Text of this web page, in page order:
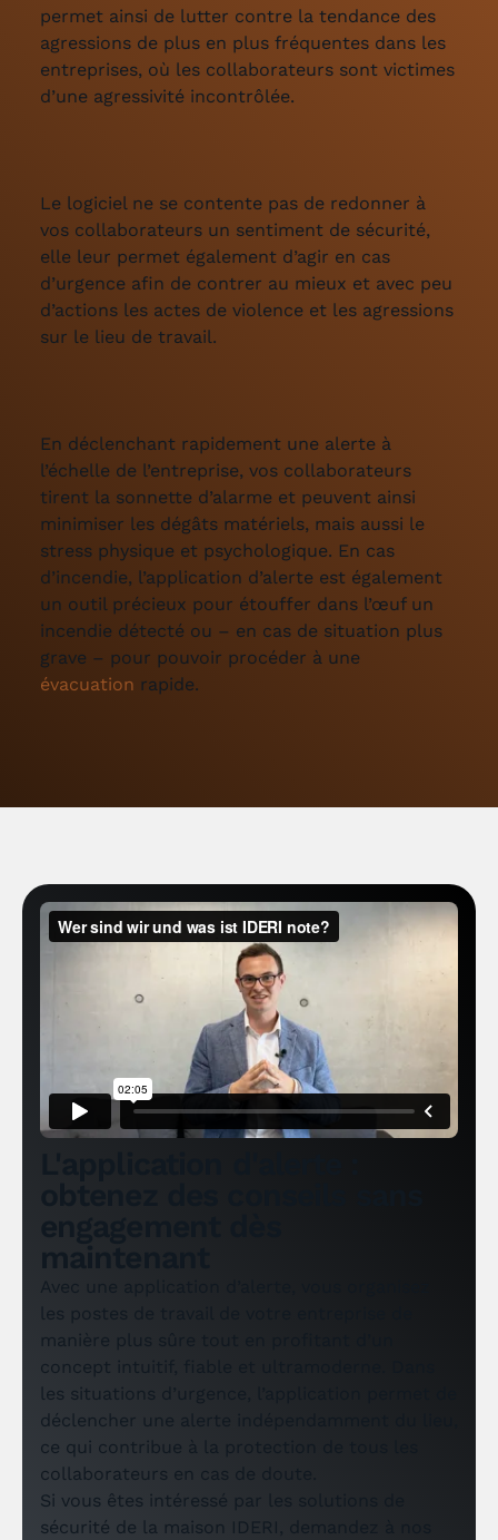
permet ainsi de lutter contre la tendance des
agressions de plus en plus fréquentes dans les
entreprises, où les collaborateurs sont victimes
d’une agressivité incontrôlée.
Le logiciel ne se contente pas de redonner à
vos collaborateurs un sentiment de sécurité,
elle leur permet également d’agir en cas
d’urgence afin de contrer au mieux et avec peu
d’actions les actes de violence et les agressions
sur le lieu de travail.
En déclenchant rapidement une alerte à
l’échelle de l’entreprise, vos collaborateurs
tirent la sonnette d’alarme et peuvent ainsi
minimiser les dégâts matériels, mais aussi le
stress physique et psychologique. En cas
d’incendie, l’application d’alerte est également
un outil précieux pour étouffer dans l’œuf un
incendie détecté ou – en cas de situation plus
grave – pour pouvoir procéder à une
évacuation rapide.
Avec une application d’alerte, vous organisez
les postes de travail de votre entreprise de
manière plus sûre tout en profitant d’un
concept intuitif, fiable et ultramoderne. Dans
les situations d’urgence, l’application permet de
déclencher une alerte indépendamment du lieu,
ce qui contribue à la protection de tous les
collaborateurs en cas de doute.
Si vous êtes intéressé par les solutions de
sécurité de la maison IDERI, demandez à nos